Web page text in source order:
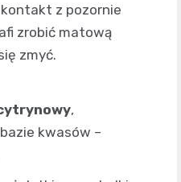
z pozornie
zrobić matową
zmyć.
,
kwasów –